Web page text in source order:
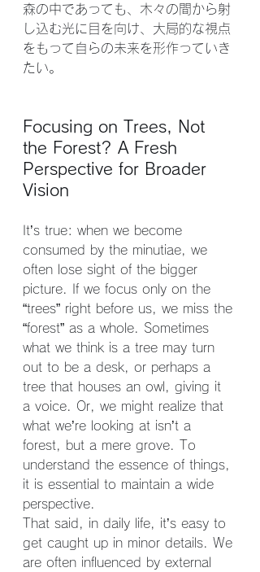
森の中であっても、木々の間から射
し込む光に目を向け、大局的な視点
をもって自らの未来を形作っていき
たい。
Focusing on Trees, Not
the Forest? A Fresh
Perspective for Broader
Vision
It’s true: when we become
consumed by the minutiae, we
often lose sight of the bigger
picture. If we focus only on the
“trees” right before us, we miss the
“forest” as a whole. Sometimes
what we think is a tree may turn
out to be a desk, or perhaps a
tree that houses an owl, giving it
a voice. Or, we might realize that
what we’re looking at isn’t a
forest, but a mere grove. To
understand the essence of things,
it is essential to maintain a wide
perspective.
That said, in daily life, it’s easy to
get caught up in minor details. We
are often influenced by external